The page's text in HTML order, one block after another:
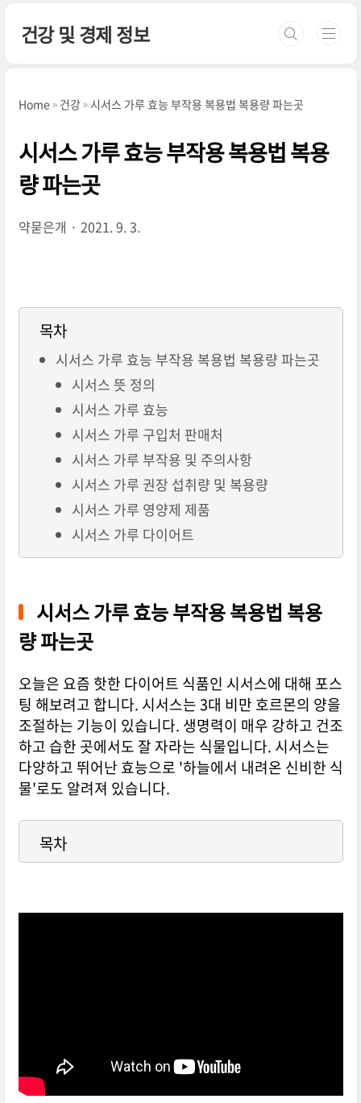
건강 및 경제 정보
Home 건강 시서스 가루 효능 부작용 복용법 복용량 파는곳
시서스 가루 효능 부작용 복용법 복용
량 파는곳
약묻은개 2021. 9. 3.
목차
시서스 가루 효능 부작용 복용법 복용량 파는곳
시서스 뜻 정의
시서스 가루 효능
시서스 가루 구입처 판매처
시서스 가루 부작용 및 주의사항
시서스 가루 권장 섭취량 및 복용량
시서스 가루 영양제 제품
시서스 가루 다이어트
시서스 가루 효능 부작용 복용법 복용
량 파는곳
오늘은 요즘 핫한 다이어트 식품인 시서스에 대해 포스
팅 해보려고 합니다. 시서스는 3대 비만 호르몬의 양을
조절하는 기능이 있습니다. 생명력이 매우 강하고 건조
하고 습한 곳에서도 잘 자라는 식물입니다. 시서스는
다양하고 뛰어난 효능으로 '하늘에서 내려온 신비한 식
물'로도 알려져 있습니다.
목차